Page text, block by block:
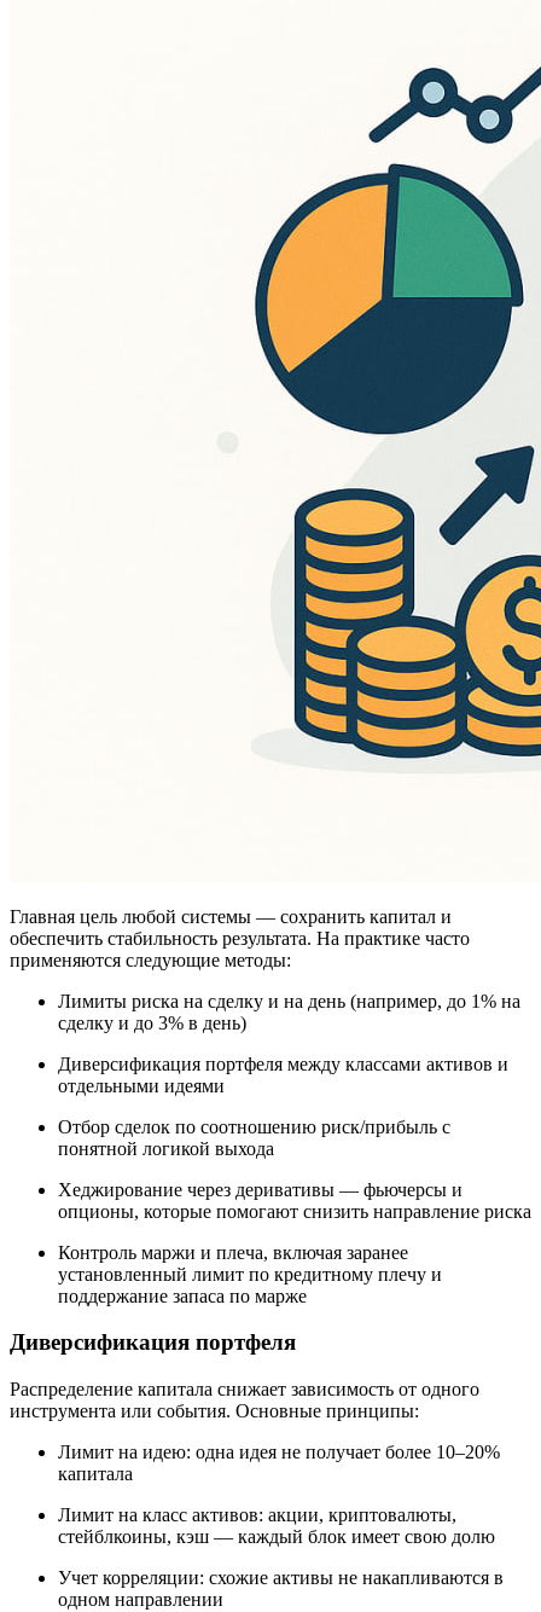
Главная цель любой системы — сохранить капитал и
обеспечить стабильность результата. На практике часто
применяются следующие методы:
Лимиты риска на сделку и на день (например, до 1% на
сделку и до 3% в день)
Диверсификация портфеля между классами активов и
отдельными идеями
Отбор сделок по соотношению риск/прибыль с
понятной логикой выхода
Хеджирование через деривативы — фьючерсы и
опционы, которые помогают снизить направление риска
Контроль маржи и плеча, включая заранее
установленный лимит по кредитному плечу и
поддержание запаса по марже
Диверсификация портфеля
Распределение капитала снижает зависимость от одного
инструмента или события. Основные принципы:
Лимит на идею: одна идея не получает более 10–20%
капитала
Лимит на класс активов: акции, криптовалюты,
стейблкоины, кэш — каждый блок имеет свою долю
Учет корреляции: схожие активы не накапливаются в
одном направлении